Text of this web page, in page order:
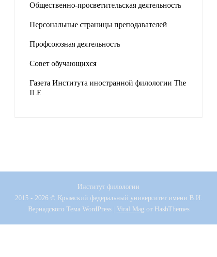
Общественно-просветительская деятельность
Персональные страницы преподавателей
Профсоюзная деятельность
Совет обучающихся
Газета Института иностранной филологии The
ILE
Институт филологии
2015 - 2026 © Крымский федеральный университет имени В.И.
ВернадскогоТема WordPress | Viral Mag от HashThemes